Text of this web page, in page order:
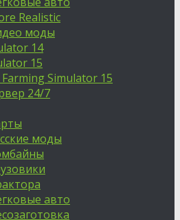
Realistic
моды
14
15
Simulator 15
24/7
моды
авто